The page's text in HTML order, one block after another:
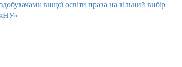
вищої освіти права на вільний вибір